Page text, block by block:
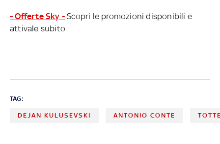
- Offerte Sky - Scopri le promozioni disponibili e
attivale subito
TAG:
DEJAN KULUSEVSKI ANTONIO CONTE